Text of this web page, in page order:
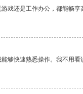
戏还是工作办公，都能畅
够快速熟悉操作。我不用看